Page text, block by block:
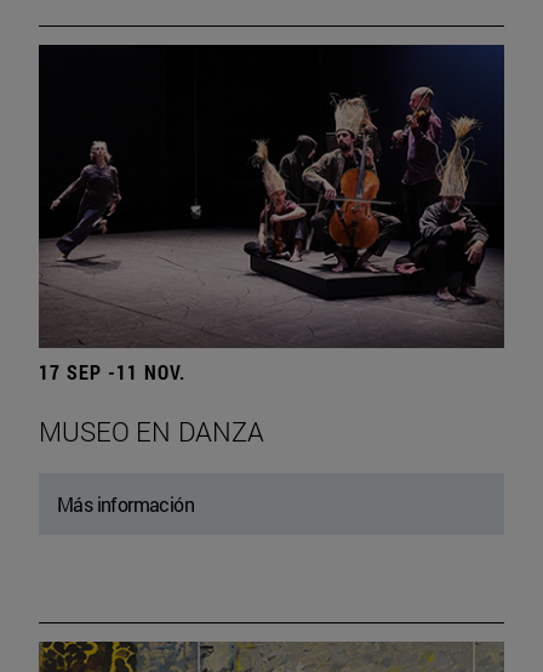
17 SEP -11 NOV.
MUSEO EN DANZA
Más información